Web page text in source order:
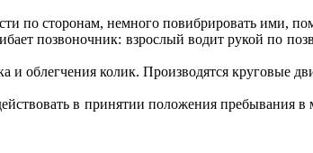
по сторонам, немного повибрировать ими,
позвоночник: взрослый водит рукой по
облегчения колик. Производятся круговые
в принятии положения пребывания в